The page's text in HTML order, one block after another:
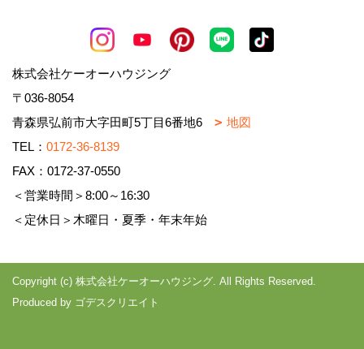
株式会社ケーオーハウジング
〒036-8054
青森県弘前市大字田町5丁目6番地6
地図
TEL： 0172-36-8139
FAX：0172-37-0550
＜営業時間＞8:00～16:30
＜定休日＞木曜日・夏季・年末年始
Copyright (c) 株式会社ケーオーハウジング. All Rights Reserved.
Produced by ゴデスクリエイト